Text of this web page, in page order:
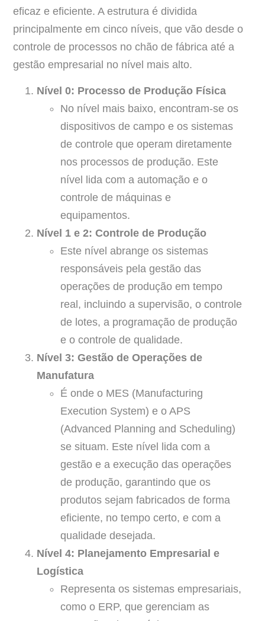
eficaz e eficiente. A estrutura é dividida
principalmente em cinco níveis, que vão desde o
controle de processos no chão de fábrica até a
gestão empresarial no nível mais alto.
Nível 0: Processo de Produção Física
No nível mais baixo, encontram-se os
dispositivos de campo e os sistemas
de controle que operam diretamente
nos processos de produção. Este
nível lida com a automação e o
controle de máquinas e
equipamentos.
Nível 1 e 2: Controle de Produção
Este nível abrange os sistemas
responsáveis pela gestão das
operações de produção em tempo
real, incluindo a supervisão, o controle
de lotes, a programação de produção
e o controle de qualidade.
Nível 3: Gestão de Operações de
Manufatura
É onde o MES (Manufacturing
Execution System) e o APS
(Advanced Planning and Scheduling)
se situam. Este nível lida com a
gestão e a execução das operações
de produção, garantindo que os
produtos sejam fabricados de forma
eficiente, no tempo certo, e com a
qualidade desejada.
Nível 4: Planejamento Empresarial e
Logística
Representa os sistemas empresariais,
como o ERP, que gerenciam as